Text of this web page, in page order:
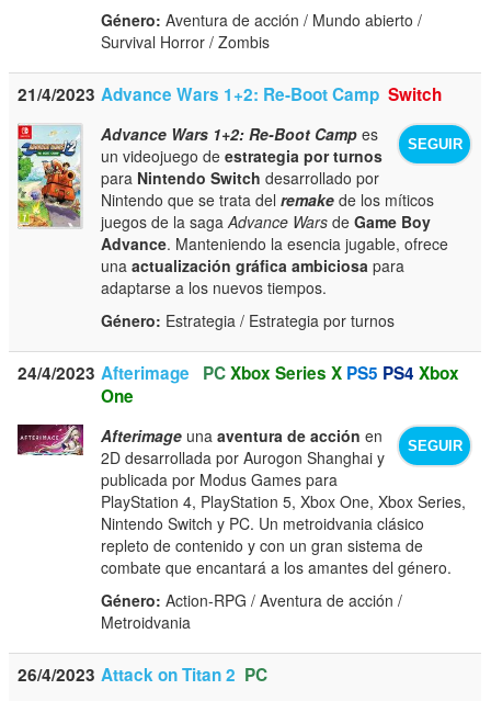
Género: Aventura de acción / Mundo abierto /
Survival Horror / Zombis
21/4/2023 Advance Wars 1+2: Re-Boot Camp Switch
SEGUIR
Advance Wars 1+2: Re-Boot Camp es
un videojuego deestrategia por turnos
para Nintendo Switch desarrollado por
Nintendo que se trata delremake de los míticos
juegos de la sagaAdvance Wars deGame Boy
Advance. Manteniendo la esencia jugable, ofrece
unaactualización gráfica ambiciosa para
adaptarse a los nuevos tiempos.
Género: Estrategia / Estrategia por turnos
24/4/2023 Afterimage PCXbox Series X PS5 PS4 Xbox
One
SEGUIR
Afterimage unaaventura de acción en
2D desarrollada por Aurogon Shanghai y
publicada por Modus Games para
PlayStation 4, PlayStation 5, Xbox One, Xbox Series,
Nintendo Switch y PC. Un metroidvania clásico
repleto de contenido y con un gran sistema de
combate que encantará a los amantes del género.
Género: Action-RPG / Aventura de acción /
Metroidvania
26/4/2023 Attack on Titan 2 PC